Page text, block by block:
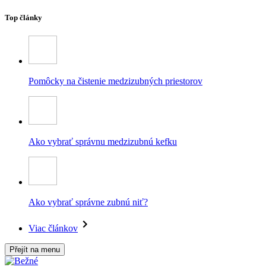
Top články
Pomôcky na čistenie medzizubných priestorov
Ako vybrať správnu medzizubnú kefku
Ako vybrať správne zubnú niť?
Viac článkov
Přejít na menu